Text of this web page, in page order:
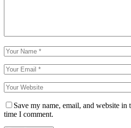
Save my name, email, and website
time I comment.